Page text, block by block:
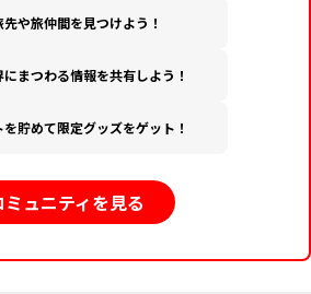
や旅仲間を見つけよう！
まつわる情報を共有しよう！
を貯めて限定グッズをゲット！
ミュニティを見る